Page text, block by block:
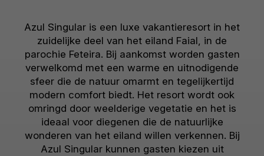
Azul Singular is een luxe vakantieresort in het
zuidelijke deel van het eiland Faial, in de
parochie Feteira. Bij aankomst worden gasten
verwelkomd met een warme en uitnodigende
sfeer die de natuur omarmt en tegelijkertijd
modern comfort biedt. Het resort wordt ook
omringd door weelderige vegetatie en het is
ideaal voor diegenen die de natuurlijke
wonderen van het eiland willen verkennen. Bij
Azul Singular kunnen gasten kiezen uit